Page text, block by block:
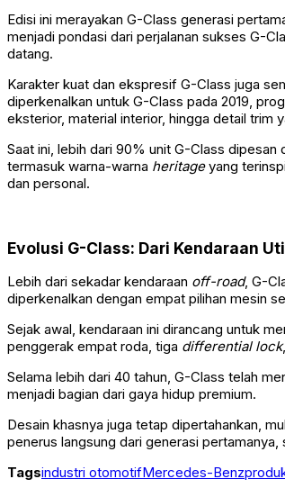
Edisi ini merayakan G-Class generasi
menjadi pondasi dari perjalanan sukses G-
datang.
Karakter kuat dan ekspresif G-Class juga
diperkenalkan untuk G-Class pada 2019,
eksterior, material interior, hingga detail trim
Saat ini, lebih dari 90% unit G-Class dipesan
termasuk warna-warna heritageyang
dan personal.
Evolusi G-Class: Dari Kendaraan
Lebih dari sekadar kendaraan off-road, G-
diperkenalkan dengan empat pilihan mesin
Sejak awal, kendaraan ini dirancang untuk
penggerak empat roda, tiga differential lock
Selama lebih dari 40 tahun, G-Class telah
menjadi bagian dari gaya hidup premium.
Desain khasnya juga tetap dipertahankan,
penerus langsung dari generasi
Tagsindustri otomotifMercedes-Benz